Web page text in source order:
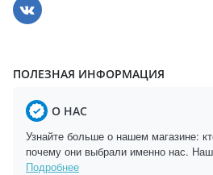
ПОЛЕЗНАЯ ИНФОРМАЦИЯ
О НАС
Узнайте больше о нашем магазине:
почему они выбрали именно нас.
Подробнее